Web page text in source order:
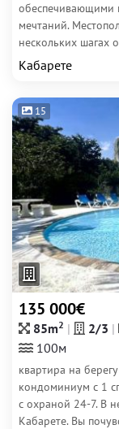
обеспечивающими
мечтаний.
нескольких шагах
Кабарете
15
135 000€
85m2 2/3
100м
квартира на
кондоминиум с 1
с охраной 24-7. В
Кабарете. Вы